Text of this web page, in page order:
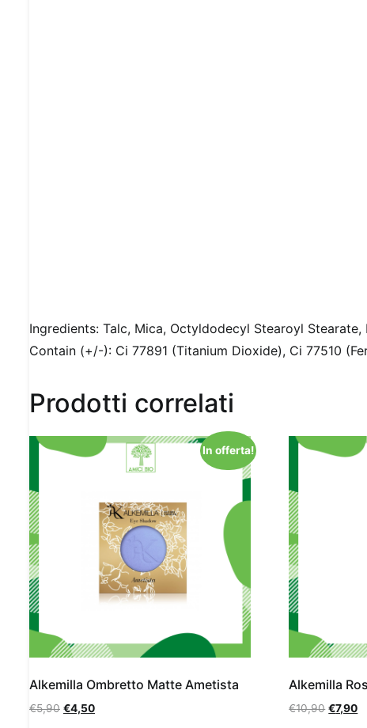
Ingredients: Talc, Mica, Octyldodecyl Stearoyl
Contain (+/-): Ci 77891 (Titanium Dioxide), Ci 77510
Prodotti correlati
In offerta!
Alkemilla Ombretto Matte Ametista
€5,90 €4,50
Alkemilla
€10,90 €7,90